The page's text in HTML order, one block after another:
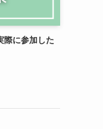
際に参加した